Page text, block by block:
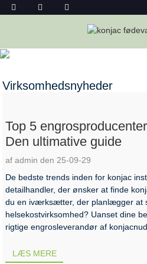
Virksomhedsnyheder
Top 5
Den ultimative guide
af admin den 25-09-29
De bedste trends inden for konjac
detailhandler, der ønsker at finde
du en iværksætter, der planlægger at
helsekostvirksomhed? Uanset dine
rigtige engrosleverandør af
LÆS MERE